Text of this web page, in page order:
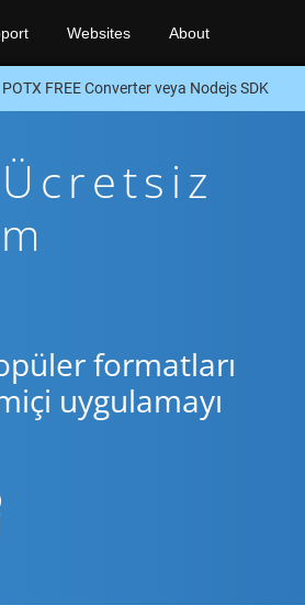
Websites About
FREE Converter veya Nodejs SDK
Ücretsiz
formatları
uygulamayı